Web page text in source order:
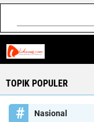
TOPIK POPULER
Nasional